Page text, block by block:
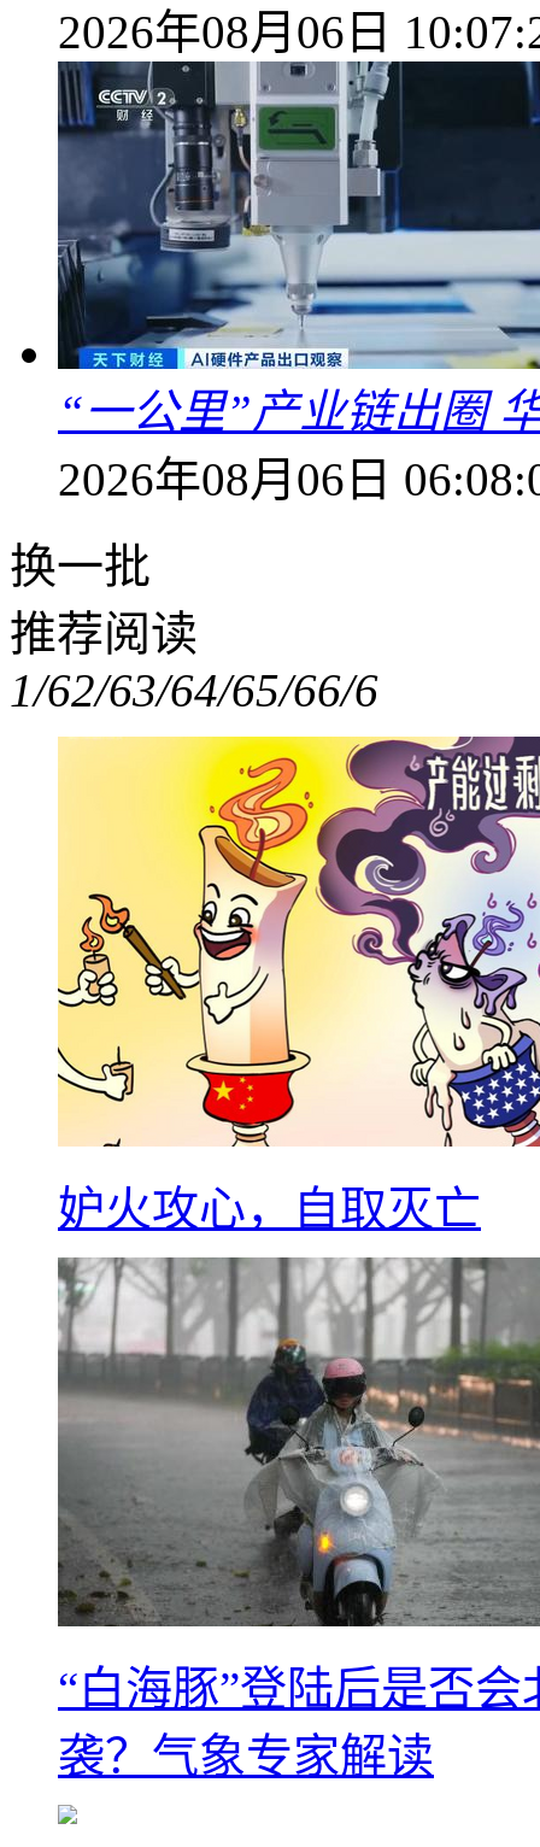
2026年08月06日
“一公里”产业链出圈
2026年08月06日
换一批
推荐阅读
1/62/63/64/65/66/6
妒火攻心，自取灭亡
“白海豚”登陆后是否
袭？气象专家解读